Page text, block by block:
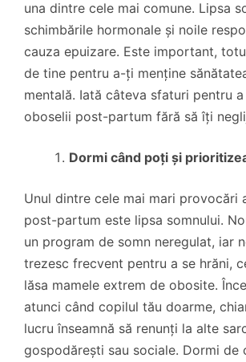
una dintre cele mai comune. Lipsa
schimbările hormonale și noile
cauza epuizare. Este important,
de tine pentru a-ți menține
mentală. Iată câteva sfaturi pentru
oboselii post-partum fără să îți
Dormi când poți și
Unul dintre cele mai mari provocări
post-partum este lipsa somnului.
un program de somn neregulat, iar
trezesc frecvent pentru a se hrăni,
lăsa mamele extrem de obosite.
atunci când copilul tău doarme,
lucru înseamnă să renunți la alte
gospodărești sau sociale. Dormi de